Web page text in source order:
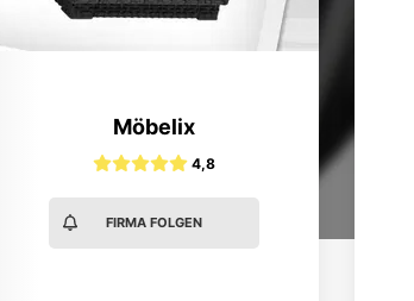
Möbelix
4,8
FIRMA FOLGEN